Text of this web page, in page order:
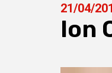
21/04/
Ion